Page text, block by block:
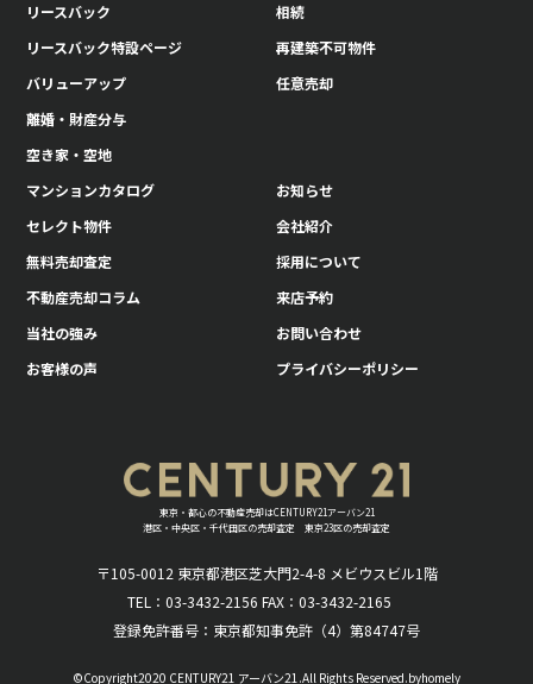
リースバック
リースバック特設ページ
バリューアップ
離婚・財産分与
空き家・空地
相続
再建築不可物件
任意売却
マンションカタログ
セレクト物件
無料売却査定
不動産売却コラム
当社の強み
お客様の声
お知らせ
会社紹介
採用について
来店予約
お問い合わせ
プライバシーポリシー
東京・都心の不動産売却はCENTURY21アーバン21
港区・中央区・千代田区の売却査定 東京23区の売却査定
〒105-0012 東京都港区芝大門2-4-8 メビウスビル1階
TEL：03-3432-2156 FAX：03-3432-2165
登録免許番号：東京都知事免許（4）第84747号
©Copyright2020 CENTURY21 アーバン21.All Rights Reserved.byhomely